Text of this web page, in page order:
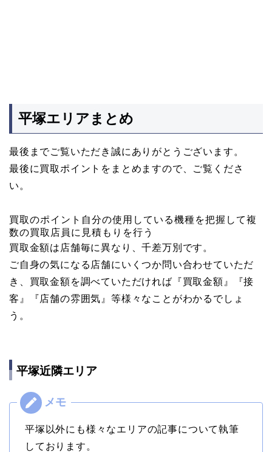
平塚エリアまとめ
最後までご覧いただき誠にありがとうございます。
最後に買取ポイントをまとめますので、ご覧くださ
い。
買取のポイント 自分の使用している機種を把握して複
数の買取店員に見積もりを行う
買取金額は店舗毎に異なり、千差万別です。
ご自身の気になる店舗にいくつか問い合わせていただ
き、買取金額を調べていただければ『買取金額』『接
客』『店舗の雰囲気』等様々なことがわかるでしょ
う。
平塚近隣エリア
平塚以外にも様々なエリアの記事について執筆
しております。